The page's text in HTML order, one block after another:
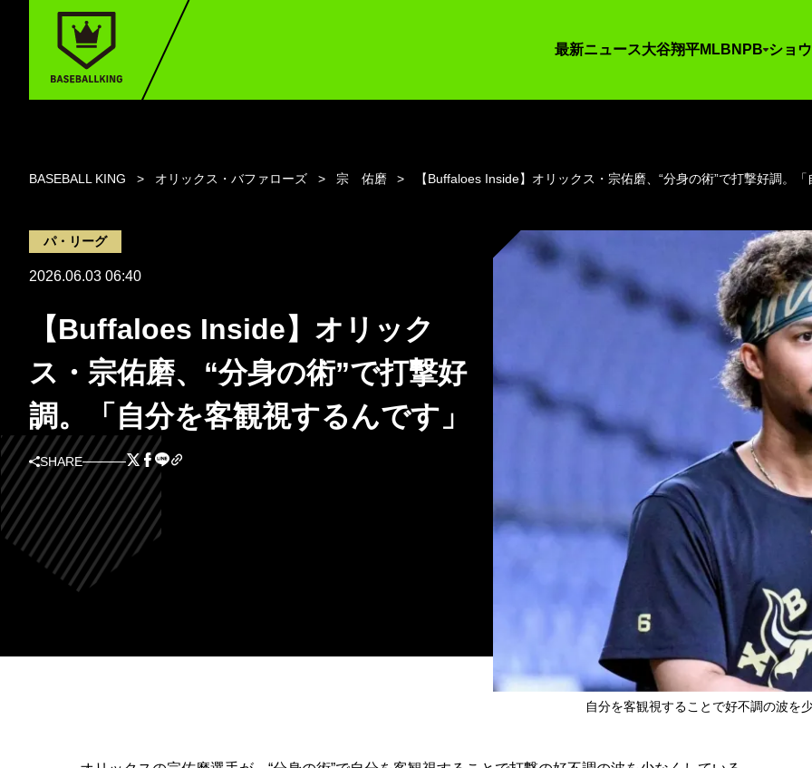
最新ニュース大谷翔平MLB NPB ショ
BASEBALL KING オリックス・バファローズ 宗 佑磨 【Buffaloes Inside】オリックス・宗佑磨、“分身の術”で打撃好調。
パ・リーグ
2026.06.03 06:40
【Buffaloes Inside】オリック
ス・宗佑磨、“分身の術”で打撃好
調。「自分を客観視するんです」
SHARE
自分を客観視することで好不調の波を